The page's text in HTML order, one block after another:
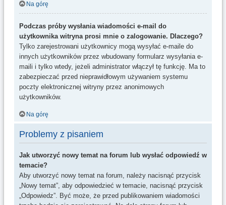
Na górę
Podczas próby wysłania wiadomości e-mail do
użytkownika witryna prosi mnie o zalogowanie. Dlaczego?
Tylko zarejestrowani użytkownicy mogą wysyłać e-maile do
innych użytkowników przez wbudowany formularz wysyłania e-
maili i tylko wtedy, jeżeli administrator włączył tę funkcję. Ma to
zabezpieczać przed nieprawidłowym używaniem systemu
poczty elektronicznej witryny przez anonimowych
użytkowników.
Na górę
Problemy z pisaniem
Jak utworzyć nowy temat na forum lub wysłać odpowiedź w
temacie?
Aby utworzyć nowy temat na forum, należy nacisnąć przycisk
„Nowy temat”, aby odpowiedzieć w temacie, nacisnąć przycisk
„Odpowiedz”. Być może, że przed publikowaniem wiadomości